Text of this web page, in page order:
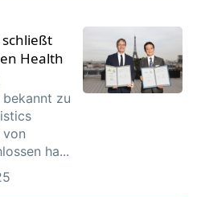
schließt
Health
zu
von
ha...